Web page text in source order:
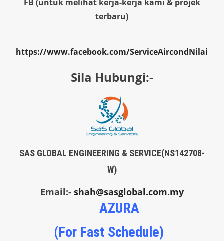
terbaru)
https://www.facebook.com/ServiceAircondNilai
Sila Hubungi:-
SAS GLOBAL ENGINEERING & SERVICE(NS142708-
W)
Email:- shah@sasglobal.com.my
AZURA
(For Fast Schedule)